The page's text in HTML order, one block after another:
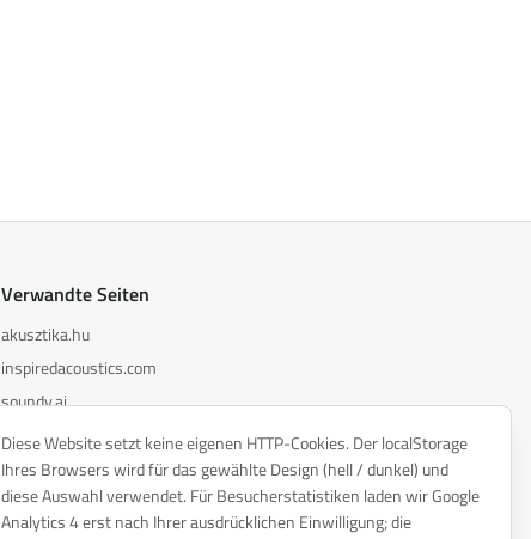
Verwandte Seiten
akusztika.hu
inspiredacoustics.com
soundy.ai
irat.ai
Diese Website setzt keine eigenen HTTP-Cookies. Der localStorage
Ihres Browsers wird für das gewählte Design (hell / dunkel) und
diese Auswahl verwendet. Für Besucherstatistiken laden wir Google
Analytics 4 erst nach Ihrer ausdrücklichen Einwilligung; die